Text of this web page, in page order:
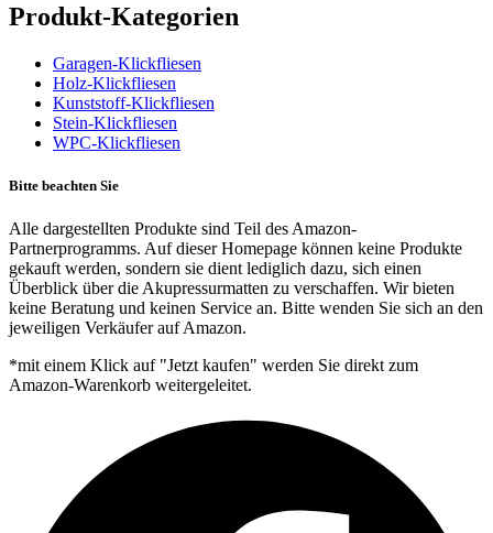
Produkt-Kategorien
Garagen-Klickfliesen
Holz-Klickfliesen
Kunststoff-Klickfliesen
Stein-Klickfliesen
WPC-Klickfliesen
Bitte beachten Sie
Alle dargestellten Produkte sind Teil des Amazon-
Partnerprogramms. Auf dieser Homepage können keine Produkte
gekauft werden, sondern sie dient lediglich dazu, sich einen
Überblick über die Akupressurmatten zu verschaffen. Wir bieten
keine Beratung und keinen Service an. Bitte wenden Sie sich an den
jeweiligen Verkäufer auf Amazon.
*mit einem Klick auf "Jetzt kaufen" werden Sie direkt zum
Amazon-Warenkorb weitergeleitet.